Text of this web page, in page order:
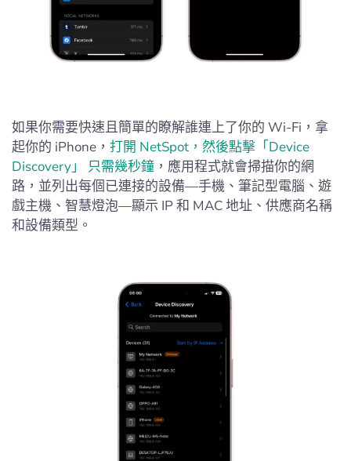
如果你需要快速且簡單的瞭解誰連上了你的 Wi-Fi，拿
起你的 iPhone， 打開 NetSpot，然後點擊「Device
Discovery」 只需幾秒鐘 ，應用程式就會掃描你的網
路，並列出每個已連接的設備—手機、筆記型電腦、遊
戲主機、智慧燈泡—顯示 IP 和 MAC 地址、供應商名稱
和設備類型。